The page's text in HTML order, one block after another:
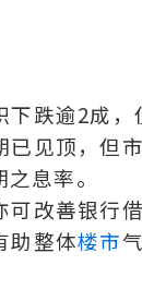
下跌逾2成
见顶，但
息率。
改善银行
助整体楼市